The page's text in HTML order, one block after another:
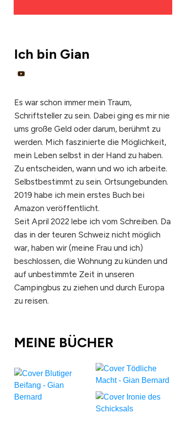
Ich bin Gian
Es war schon immer mein Traum,
Schriftsteller zu sein. Dabei ging es mir nie
ums große Geld oder darum, berühmt zu
werden. Mich faszinierte die Möglichkeit,
mein Leben selbst in der Hand zu haben.
Zu entscheiden, wann und wo ich arbeite.
Selbstbestimmt zu sein. Ortsungebunden.
2019 habe ich mein erstes Buch bei
Amazon veröffentlicht.
Seit April 2022 lebe ich vom Schreiben. Da
das in der teuren Schweiz nicht möglich
war, haben wir (meine Frau und ich)
beschlossen, die Wohnung zu künden und
auf unbestimmte Zeit in unseren
Campingbus zu ziehen und durch Europa
zu reisen.
MEINE BÜCHER